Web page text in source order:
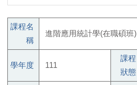
課程名
稱
進階應用統計學(在職碩班)
學年度 111
課程
狀態